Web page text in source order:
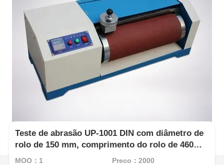
Teste de abrasão UP-1001 DIN com diâmetro de
rolo de 150 mm, comprimento do rolo de 460
mm e velocidade de rolamento de 40 rpm para a
MOQ：1 Preço：2000